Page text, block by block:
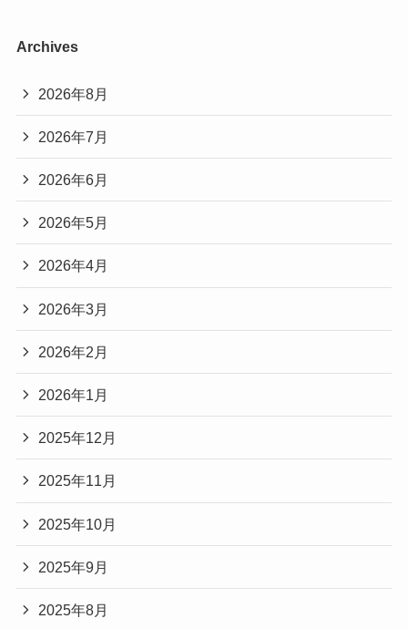
Archives
2026年8月
2026年7月
2026年6月
2026年5月
2026年4月
2026年3月
2026年2月
2026年1月
2025年12月
2025年11月
2025年10月
2025年9月
2025年8月